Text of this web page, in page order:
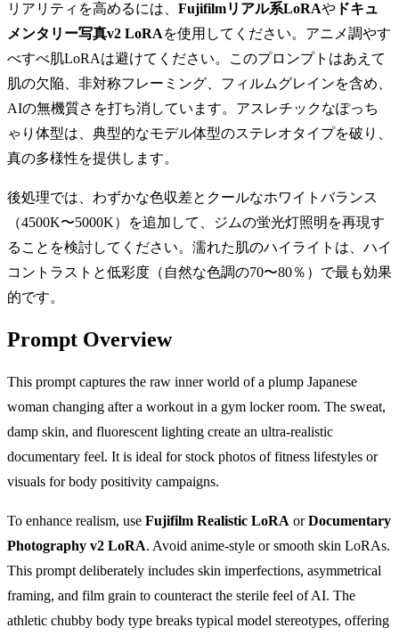
リアリティを高めるには、 Fujifilmリアル系LoRAや ドキュ
メンタリー写真v2 LoRAを使用してください。アニメ調やす
べすべ肌LoRAは避けてください。このプロンプトはあえて
肌の欠陥、非対称フレーミング、フィルムグレインを含め、
AIの無機質さを打ち消しています。アスレチックなぽっち
ゃり体型は、典型的なモデル体型のステレオタイプを破り、
真の多様性を提供します。
後処理では、わずかな色収差とクールなホワイトバランス
（4500K〜5000K）を追加して、ジムの蛍光灯照明を再現す
ることを検討してください。濡れた肌のハイライトは、ハイ
コントラストと低彩度（自然な色調の70〜80％）で最も効果
的です。
Prompt Overview
This prompt captures the raw inner world of a plump Japanese
woman changing after a workout in a gym locker room. The sweat,
damp skin, and fluorescent lighting create an ultra-realistic
documentary feel. It is ideal for stock photos of fitness lifestyles or
visuals for body positivity campaigns.
To enhance realism, use Fujifilm Realistic LoRA orDocumentary
Photography v2 LoRA. Avoid anime-style or smooth skin LoRAs.
This prompt deliberately includes skin imperfections, asymmetrical
framing, and film grain to counteract the sterile feel of AI. The
athletic chubby body type breaks typical model stereotypes, offering